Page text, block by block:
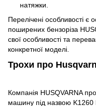
натяжки.
Перелічені особливості є
поширених бензоріза
свої особливості та
конкретної моделі.
Трохи про
Компанія HUSQVARNA
машину під назвою